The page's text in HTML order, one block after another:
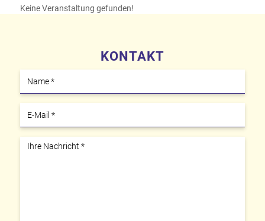
Keine Veranstaltung gefunden!
KONTAKT